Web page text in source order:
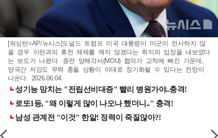
[워싱턴=AP/뉴시스]도널드 트럼프 미국 대통령이 미군이 전사하지 않
을 경우 이란과의 휴전 체제를 깨지 않겠다는 취지의 입장을 내보였다
는 보도가 나왔다. 종전 양해각서(MOU) 협의가 교착에 빠진 가운데,
양국간 저강도 무력 충돌 상황이 이대로 장기화될 수 있다는 전망이
나온다. 2026.06.04.